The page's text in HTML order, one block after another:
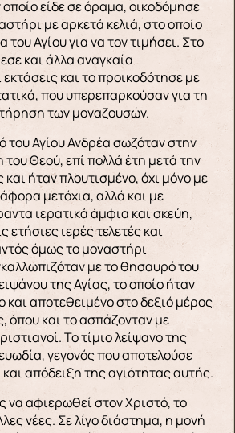
είδε σε όραμα, οικοδόμησε
με αρκετά κελιά, στο οποίο
του Αγίου για να τον τιμήσει. Στο
και άλλα αναγκαία
και το προικοδότησε με
που υπερεπαρκούσαν για τη
των μοναζουσών.
του Αγίου Ανδρέα σωζόταν στην
Θεού, επί πολλά έτη μετά την
ήταν πλουτισμένο, όχι μόνο με
μετόχια, αλλά και με
ιερατικά άμφια και σκεύη,
ετήσιες ιερές τελετές και
όμως το μοναστήρι
με το θησαυρό του
της Αγίας, το οποίο ήταν
αποτεθειμένο στο δεξιό μέρος
όπου και το ασπάζονταν με
Το τίμιο λείψανο της
γεγονός που αποτελούσε
απόδειξη της αγιότητας αυτής.
να αφιερωθεί στον Χριστό, το
νέες. Σε λίγο διάστημα, η μονή